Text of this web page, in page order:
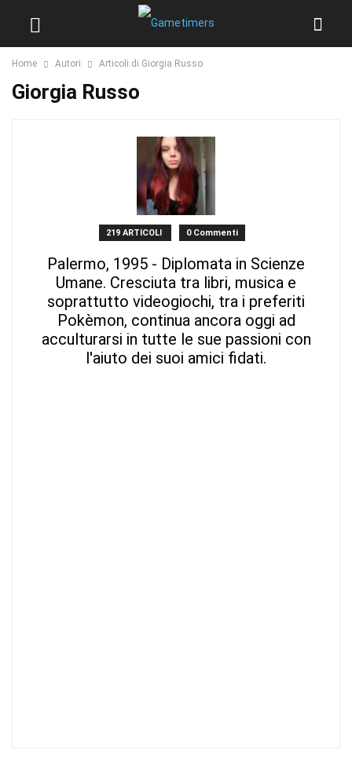
Home Autori Articoli di Giorgia Russo
Giorgia Russo
219 ARTICOLI 0 Commenti
Palermo, 1995 - Diplomata in Scienze
Umane. Cresciuta tra libri, musica e
soprattutto videogiochi, tra i preferiti
Pokèmon, continua ancora oggi ad
acculturarsi in tutte le sue passioni con
l'aiuto dei suoi amici fidati.